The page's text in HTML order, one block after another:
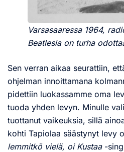
Varsasaaressa 1964,
Beatlesia on turha
Sen verran aikaa seurattiin,
ohjelman innoittamana
pidettiin luokassamme oma
tuoda yhden levyn. Minulle
tuottanut vaikeuksia, sillä
kohti Tapiolaa säästynyt levy
lemmitkö vielä, oi Kustaa -